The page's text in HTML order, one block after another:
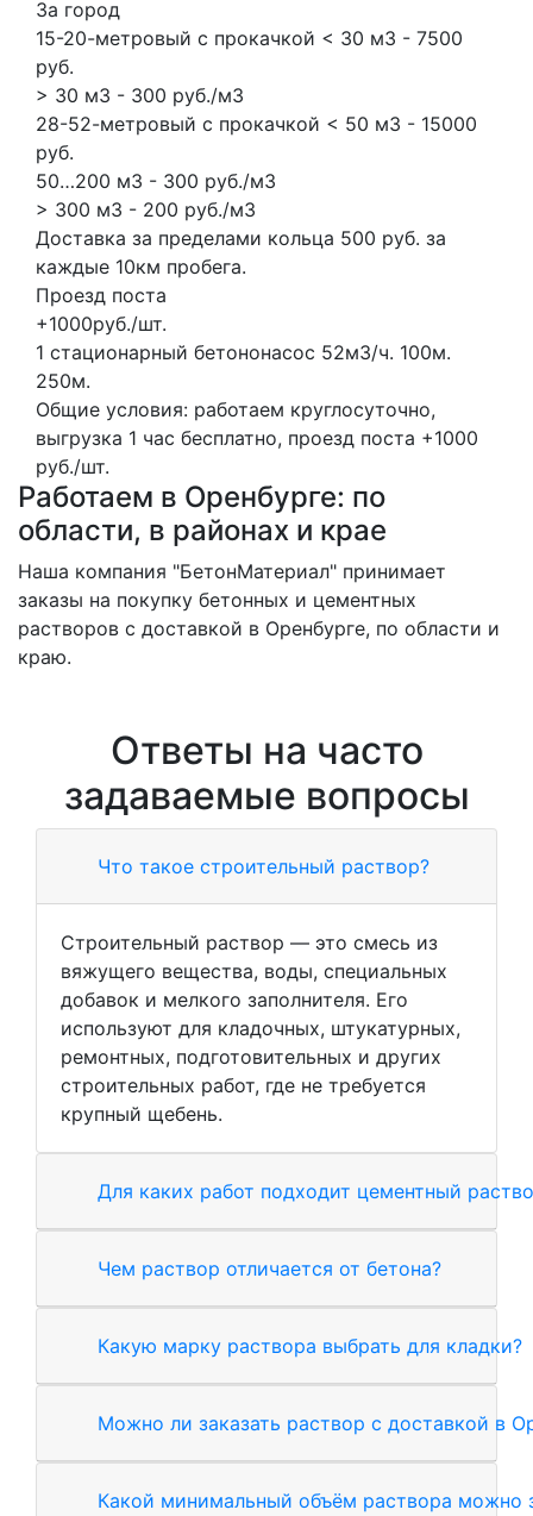
За город
15-20-метровый с прокачкой < 30 м3 - 7500
руб.
> 30 м3 - 300 руб./м3
28-52-метровый с прокачкой < 50 м3 - 15000
руб.
50…200 м3 - 300 руб./м3
> 300 м3 - 200 руб./м3
Доставка за пределами кольца 500 руб. за
каждые 10км пробега.
Проезд поста
+1000руб./шт.
1 стационарный бетононасос 52м3/ч. 100м.
250м.
Общие условия: работаем круглосуточно,
выгрузка 1 час бесплатно, проезд поста +1000
руб./шт.
Работаем в Оренбурге: по
области, в районах и крае
Наша компания "БетонМатериал" принимает
заказы на покупку бетонных и цементных
растворов с доставкой в Оренбурге, по области и
краю.
Ответы на часто
задаваемые вопросы
Что такое строительный раствор?
Строительный раствор — это смесь из
вяжущего вещества, воды, специальных
добавок и мелкого заполнителя. Его
используют для кладочных, штукатурных,
ремонтных, подготовительных и других
строительных работ, где не требуется
крупный щебень.
Для каких работ подходит цементный
Чем раствор отличается от бетона?
Какую марку раствора выбрать для кладки?
Можно ли заказать раствор с доставкой в
Какой минимальный объём раствора можно